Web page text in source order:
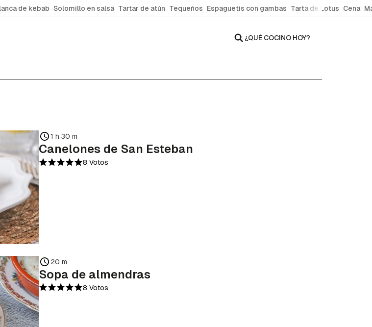
de kebab Solomillo en salsa Tartar de atún Tequeños Espaguetis con gambas Tarta de Lotus Cena
¿QUÉ COCINO HOY?
1 h 30 m
Canelones de San Esteban
8 Votos
20 m
Sopa de almendras
8 Votos